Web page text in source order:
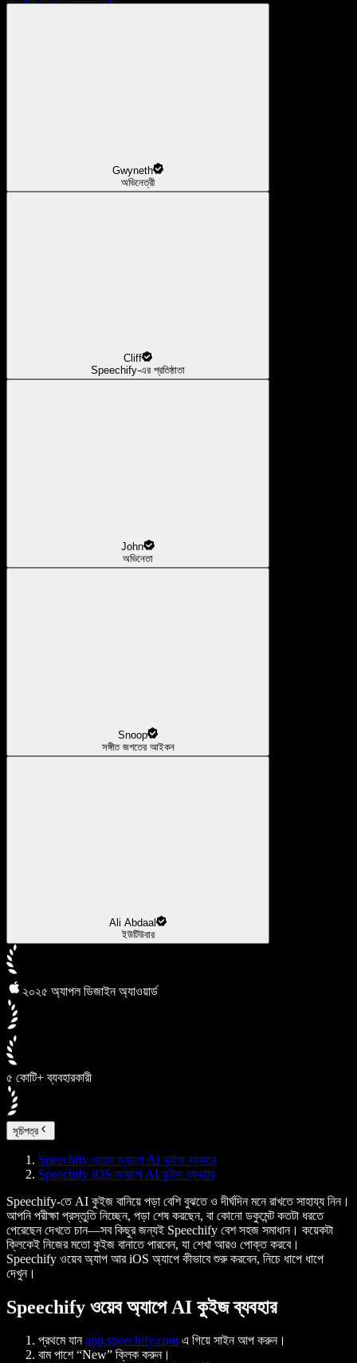
Gwyneth
অভিনেত্রী
Cliff
Speechify-এর প্রতিষ্ঠাতা
John
অভিনেতা
Snoop
সঙ্গীত জগতের আইকন
Ali Abdaal
ইউটিউবার
২০২৫ অ্যাপল ডিজাইন অ্যাওয়ার্ড
৫ কোটি+ ব্যবহারকারী
সূচিপত্র
Speechify ওয়েব অ্যাপে AI কুইজ ব্যবহার
Speechify iOS অ্যাপে AI কুইজ ব্যবহার
Speechify-তে AI কুইজ বানিয়ে পড়া বেশি বুঝতে ও দীর্ঘদিন মনে রাখতে সাহায্য নিন।
আপনি পরীক্ষা প্রস্তুতি নিচ্ছেন, পড়া শেষ করছেন, বা কোনো ডকুমেন্ট কতটা ধরতে
পেরেছেন দেখতে চান—সব কিছুর জন্যই Speechify বেশ সহজ সমাধান। কয়েকটা
ক্লিকেই নিজের মতো কুইজ বানাতে পারবেন, যা শেখা আরও পোক্ত করবে।
Speechify ওয়েব অ্যাপ আর iOS অ্যাপে কীভাবে শুরু করবেন, নিচে ধাপে ধাপে
দেখুন।
Speechify ওয়েব অ্যাপে AI কুইজ ব্যবহার
প্রথমে যানapp.speechify.com এ গিয়ে সাইন আপ করুন।
বাম পাশে “New” ক্লিক করুন।